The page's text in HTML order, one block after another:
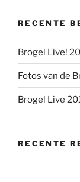
RECENTE
Brogel Live!
Fotos van de
Brogel Live
RECENTE